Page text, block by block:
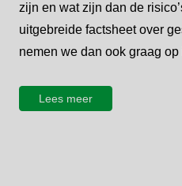
zijn en wat zijn dan de
uitgebreide factsheet over
nemen we dan ook graag
Lees meer